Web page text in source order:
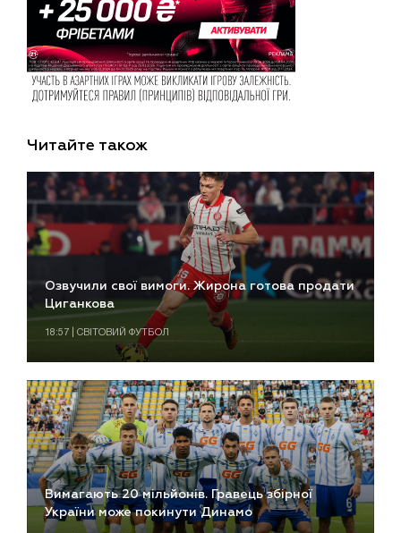
Читайте також
Озвучили свої вимоги. Жирона готова продати
Циганкова
18:57 | СВІТОВИЙ ФУТБОЛ
Вимагають 20 мільйонів. Гравець збірної
України може покинути Динамо